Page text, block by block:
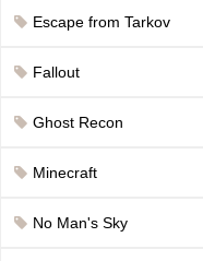
Escape from Tarkov
Fallout
Ghost Recon
Minecraft
No Man's Sky